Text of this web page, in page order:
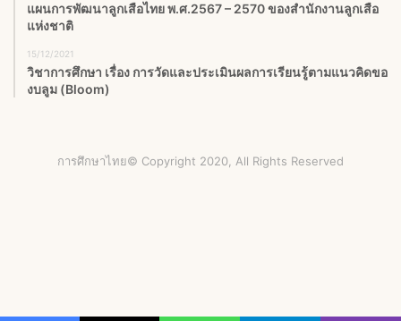
แผนการพัฒนาลูกเสือไทย พ.ศ.2567 – 2570 ของสำนักงานลูกเสือ
แห่งชาติ
15/12/2021
วิชาการศึกษา เรื่อง การวัดและประเมินผลการเรียนรู้ตามแนวคิดขอ
งบลูม (Bloom)
การศึกษาไทย© Copyright 2020, All Rights Reserved